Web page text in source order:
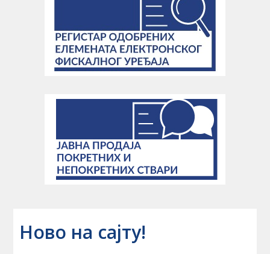
Ново на сајту!